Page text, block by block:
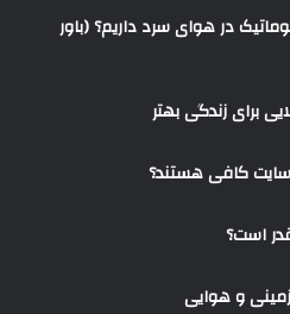
در هوای سرد داریم؟ (باور
برای زندگی بهتر
سایت کافی هستند؟
است؟
زمینی و هوایی